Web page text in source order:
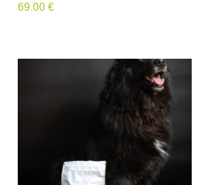
69.00 €